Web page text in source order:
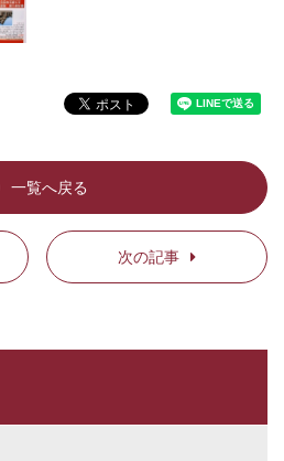
一覧へ戻る
次の記事